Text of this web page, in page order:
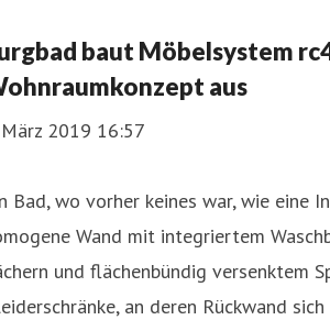
baut Möbelsystem
aus
2019 16:57
Bad, wo vorher keines war, wie eine
Wand mit integriertem
und flächenbündig versenktem
an deren Rückwand